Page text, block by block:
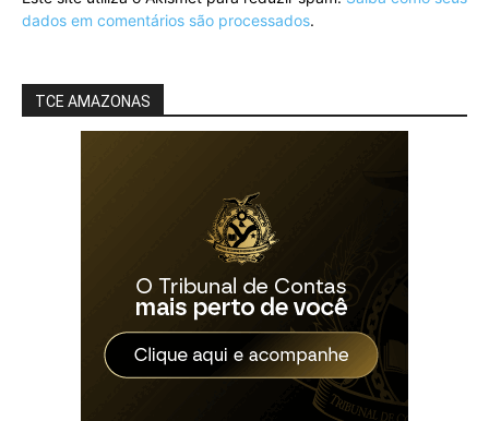
dados em comentários são processados.
TCE AMAZONAS